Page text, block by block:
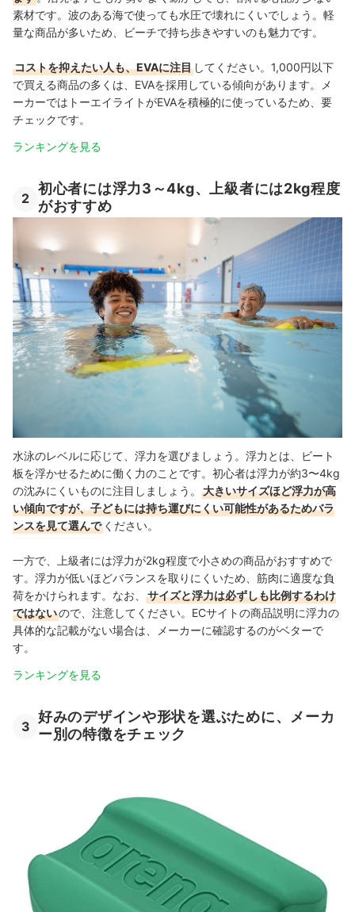
素材です。波のある海で使っても水圧で壊れにくいでしょう。 軽
量な商品が多いため、ビーチで持ち歩きやすいのも魅力です。
コストを抑えたい人も、EVAに注目 してください。1,000円以下
で買える商品の多くは、EVAを採用している傾向があります。メ
ーカーではトーエイライトがEVAを積極的に使っているため、要
チェックです。
ランキングを見る
2
初心者には浮力3～4kg、上級者には2kg程度
がおすすめ
水泳のレベルに応じて、浮力を選びましょう。浮力とは、ビート
板を浮かせるために働く力のことです。初心者は浮力が約3〜4kg
の沈みにくいものに注目しましょう。
大きいサイズほど浮力が高
い傾向ですが、子どもには持ち運びにくい可能性があるためバラ
ンスを見て選んで ください。
一方で、上級者には浮力が2kg程度で小さめの商品がおすすめで
す。浮力が低いほどバランスを取りにくいため、筋肉に適度な負
荷をかけられます。なお、
サイズと浮力は必ずしも比例するわけ
ではないので、注意してください。ECサイトの商品説明に浮力の
具体的な記載がない場合は、メーカーに確認するのがベターで
す。
ランキングを見る
3
好みのデザインや形状を選ぶために、メーカ
ー別の特徴をチェック